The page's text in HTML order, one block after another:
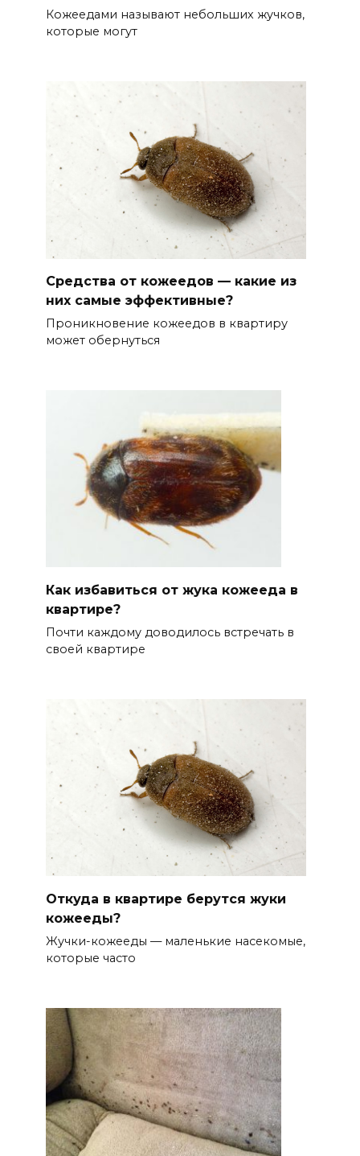
Кожеедами называют небольших жучков,
которые могут
Средства от кожеедов — какие из
них самые эффективные?
Проникновение кожеедов в квартиру
может обернуться
Как избавиться от жука кожееда в
квартире?
Почти каждому доводилось встречать в
своей квартире
Откуда в квартире берутся жуки
кожееды?
Жучки-кожееды — маленькие насекомые,
которые часто